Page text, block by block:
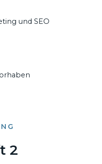
und SEO
2